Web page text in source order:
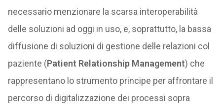
necessario menzionare la scarsa interoperabilità
delle soluzioni ad oggi in uso, e, soprattutto, la bassa
diffusione di soluzioni di gestione delle relazioni col
paziente (Patient Relationship Management) che
rappresentano lo strumento principe per affrontare il
percorso di digitalizzazione dei processi sopra